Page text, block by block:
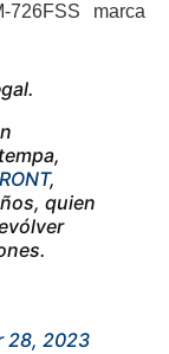
marca
,
quien
28, 2023